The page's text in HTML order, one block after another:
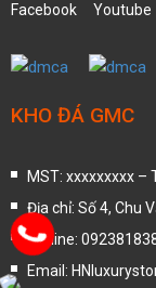
Facebook Youtube
KHO ĐÁ GMC
MST: xxxxxxxxx –
Địa chỉ: Số 4, Chu
Hotline:
Email: